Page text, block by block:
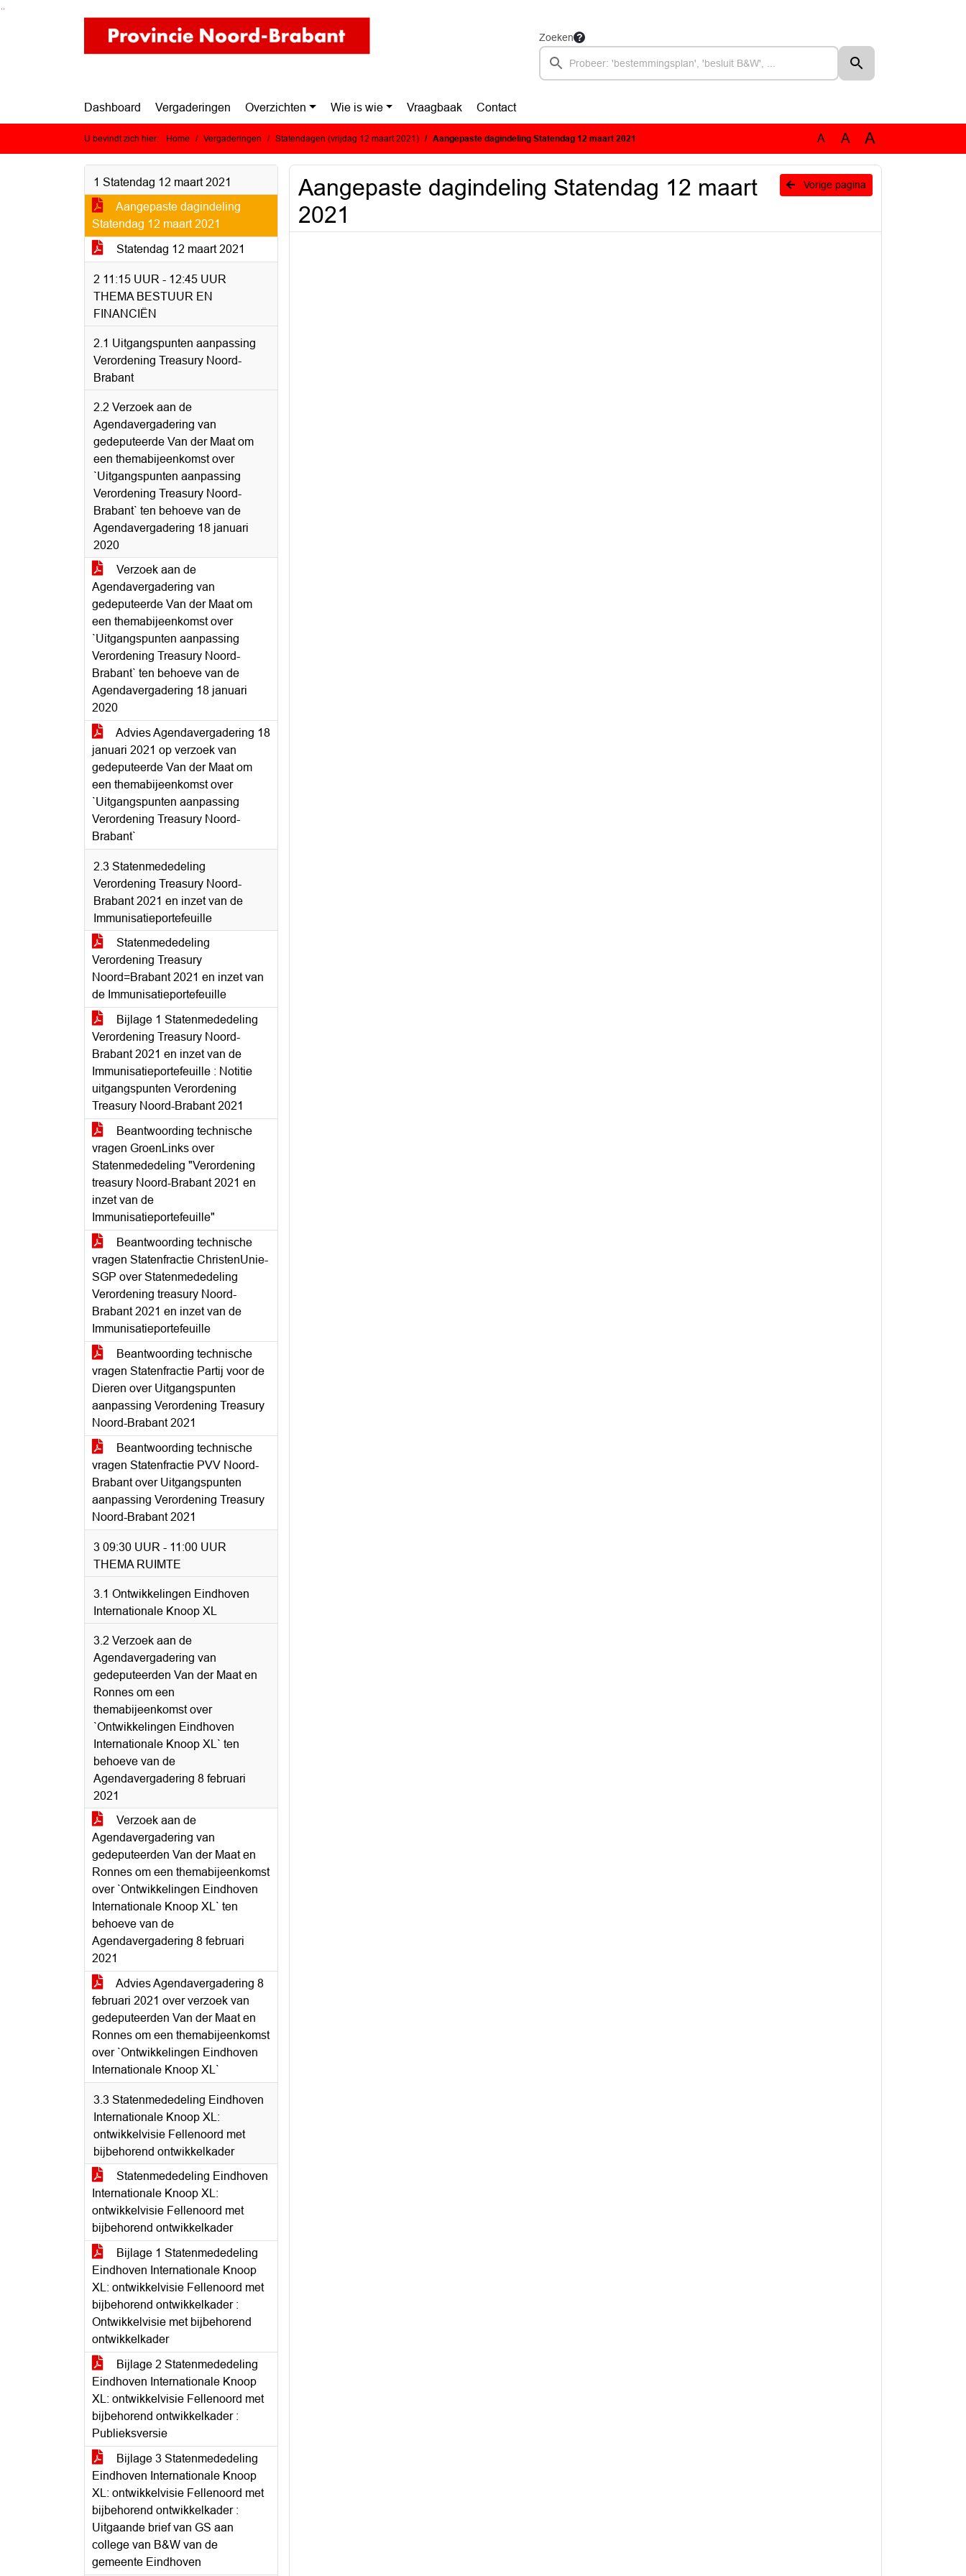
Ga naar de inhoud van deze pagina
Ga naar het zoeken
Ga naar het menu
Zoeken
Dashboard Vergaderingen Overzichten Wie is wie Vraagbaak Contact
U bevindt zich hier: Home Vergaderingen Statendagen (vrijdag 12 maart 2021) Aangepaste dagindeling Statendag 12 maart 2021 A A A
1 Statendag 12 maart 2021
Aangepaste dagindeling
Statendag 12 maart 2021
Statendag 12 maart 2021
2 11:15 UUR - 12:45 UUR
THEMA BESTUUR EN
FINANCIËN
2.1 Uitgangspunten aanpassing
Verordening Treasury Noord-
Brabant
2.2 Verzoek aan de
Agendavergadering van
gedeputeerde Van der Maat om
een themabijeenkomst over
`Uitgangspunten aanpassing
Verordening Treasury Noord-
Brabant` ten behoeve van de
Agendavergadering 18 januari
2020
Verzoek aan de
Agendavergadering van
gedeputeerde Van der Maat om
een themabijeenkomst over
`Uitgangspunten aanpassing
Verordening Treasury Noord-
Brabant` ten behoeve van de
Agendavergadering 18 januari
2020
Advies Agendavergadering 18
januari 2021 op verzoek van
gedeputeerde Van der Maat om
een themabijeenkomst over
`Uitgangspunten aanpassing
Verordening Treasury Noord-
Brabant`
2.3 Statenmededeling
Verordening Treasury Noord-
Brabant 2021 en inzet van de
Immunisatieportefeuille
Statenmededeling
Verordening Treasury
Noord=Brabant 2021 en inzet van
de Immunisatieportefeuille
Bijlage 1 Statenmededeling
Verordening Treasury Noord-
Brabant 2021 en inzet van de
Immunisatieportefeuille : Notitie
uitgangspunten Verordening
Treasury Noord-Brabant 2021
Beantwoording technische
vragen GroenLinks over
Statenmededeling "Verordening
treasury Noord-Brabant 2021 en
inzet van de
Immunisatieportefeuille"
Beantwoording technische
vragen Statenfractie ChristenUnie-
SGP over Statenmededeling
Verordening treasury Noord-
Brabant 2021 en inzet van de
Immunisatieportefeuille
Beantwoording technische
vragen Statenfractie Partij voor de
Dieren over Uitgangspunten
aanpassing Verordening Treasury
Noord-Brabant 2021
Beantwoording technische
vragen Statenfractie PVV Noord-
Brabant over Uitgangspunten
aanpassing Verordening Treasury
Noord-Brabant 2021
3 09:30 UUR - 11:00 UUR
THEMA RUIMTE
3.1 Ontwikkelingen Eindhoven
Internationale Knoop XL
3.2 Verzoek aan de
Agendavergadering van
gedeputeerden Van der Maat en
Ronnes om een
themabijeenkomst over
`Ontwikkelingen Eindhoven
Internationale Knoop XL` ten
behoeve van de
Agendavergadering 8 februari
2021
Verzoek aan de
Agendavergadering van
gedeputeerden Van der Maat en
Ronnes om een themabijeenkomst
over `Ontwikkelingen Eindhoven
Internationale Knoop XL` ten
behoeve van de
Agendavergadering 8 februari
2021
Advies Agendavergadering 8
februari 2021 over verzoek van
gedeputeerden Van der Maat en
Ronnes om een themabijeenkomst
over `Ontwikkelingen Eindhoven
Internationale Knoop XL`
3.3 Statenmededeling Eindhoven
Internationale Knoop XL:
ontwikkelvisie Fellenoord met
bijbehorend ontwikkelkader
Statenmededeling Eindhoven
Internationale Knoop XL:
ontwikkelvisie Fellenoord met
bijbehorend ontwikkelkader
Bijlage 1 Statenmededeling
Eindhoven Internationale Knoop
XL: ontwikkelvisie Fellenoord met
bijbehorend ontwikkelkader :
Ontwikkelvisie met bijbehorend
ontwikkelkader
Bijlage 2 Statenmededeling
Eindhoven Internationale Knoop
XL: ontwikkelvisie Fellenoord met
bijbehorend ontwikkelkader :
Publieksversie
Bijlage 3 Statenmededeling
Eindhoven Internationale Knoop
XL: ontwikkelvisie Fellenoord met
bijbehorend ontwikkelkader :
Uitgaande brief van GS aan
college van B&W van de
gemeente Eindhoven
Vorige pagina
Aangepaste dagindeling Statendag 12 maart
2021